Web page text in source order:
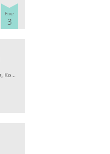
Ещё
3
Пластическая хирургия, Центр красоты и здоровья, Косметология